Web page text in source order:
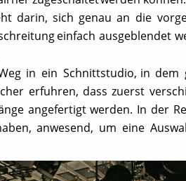
darin, sich genau an die
einfach ausgeblendet
in ein Schnittstudio, in dem
erfuhren, dass zuerst
angefertigt werden. In der
anwesend, um eine